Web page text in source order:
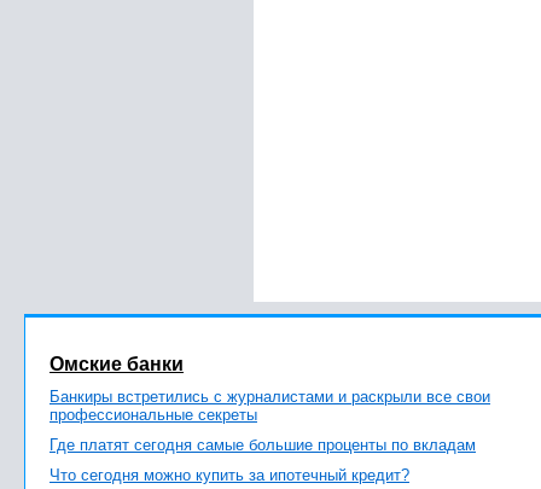
Омские банки
Банкиры встретились с журналистами и раскрыли все свои
профессиональные секреты
Где платят сегодня самые большие проценты по вкладам
Что сегодня можно купить за ипотечный кредит?